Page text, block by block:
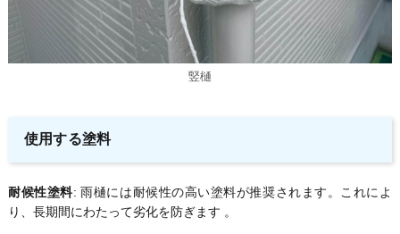
竪樋
使用する塗料
耐候性塗料: 雨樋には耐候性の高い塗料が推奨されます。これによ
り、長期間にわたって劣化を防ぎます 。